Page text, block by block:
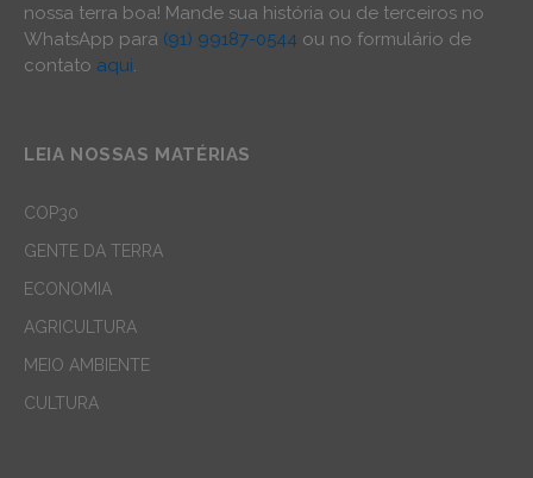
nossa terra boa! Mande sua história ou de terceiros no
WhatsApp para (91) 99187-0544 ou no formulário de
contato aqui.
LEIA NOSSAS MATÉRIAS
COP30
GENTE DA TERRA
ECONOMIA
AGRICULTURA
MEIO AMBIENTE
CULTURA